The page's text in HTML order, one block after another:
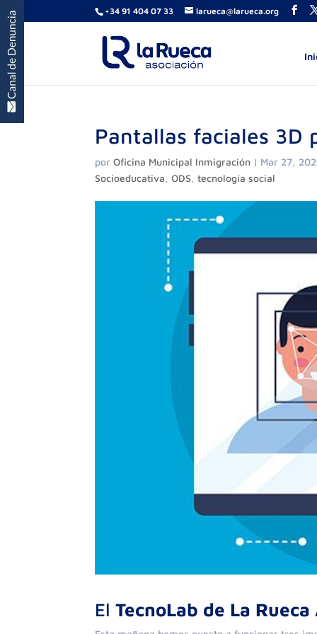
+34 91 404 07 33 larueca@larueca.org
Pantallas faciales 3D
porOficina Municipal Inmigración | Mar 27,
Socioeducativa ,ODS ,tecnología social
ElTecnoLab de La